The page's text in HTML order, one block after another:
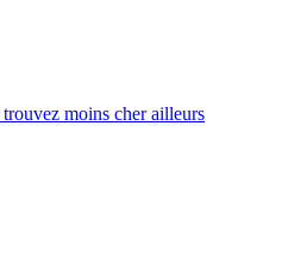
moins cher ailleurs